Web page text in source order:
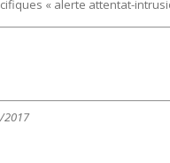
« alerte attentat-
2017